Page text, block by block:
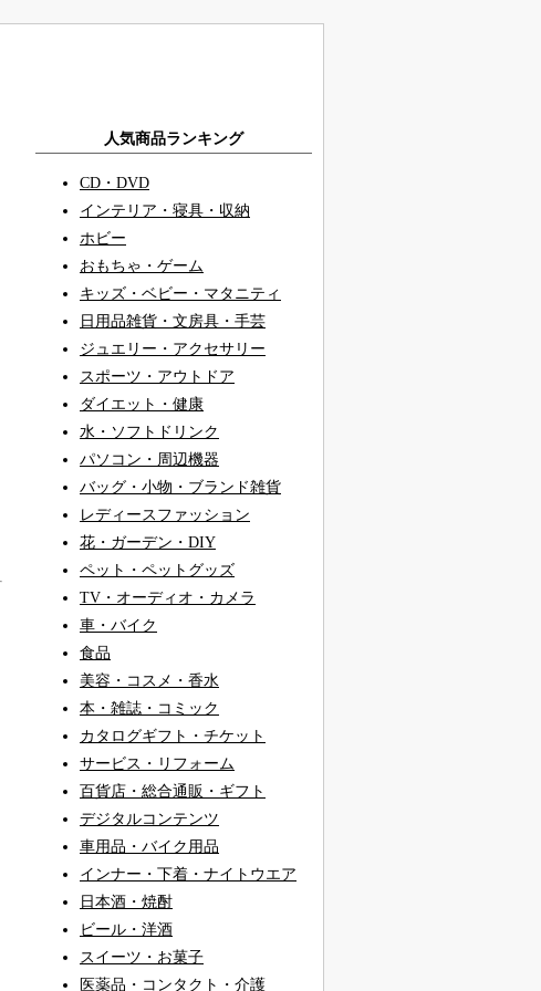
人気商品ランキング
CD・DVD
インテリア・寝具・収納
ホビー
おもちゃ・ゲーム
キッズ・ベビー・マタニティ
日用品雑貨・文房具・手芸
ジュエリー・アクセサリー
スポーツ・アウトドア
ダイエット・健康
水・ソフトドリンク
パソコン・周辺機器
バッグ・小物・ブランド雑貨
レディースファッション
花・ガーデン・DIY
ペット・ペットグッズ
TV・オーディオ・カメラ
車・バイク
食品
美容・コスメ・香水
本・雑誌・コミック
カタログギフト・チケット
サービス・リフォーム
百貨店・総合通販・ギフト
デジタルコンテンツ
車用品・バイク用品
インナー・下着・ナイトウエア
日本酒・焼酎
ビール・洋酒
スイーツ・お菓子
医薬品・コンタクト・介護